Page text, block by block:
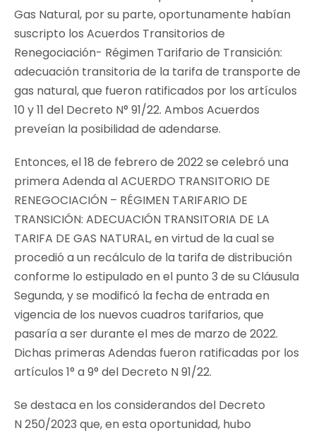
Gas Natural, por su parte, oportunamente habían
suscripto los Acuerdos Transitorios de
Renegociación- Régimen Tarifario de Transición:
adecuación transitoria de la tarifa de transporte de
gas natural, que fueron ratificados por los artículos
10 y 11 del Decreto N° 91/22. Ambos Acuerdos
preveían la posibilidad de adendarse.
Entonces, el 18 de febrero de 2022 se celebró una
primera Adenda al ACUERDO TRANSITORIO DE
RENEGOCIACIÓN – RÉGIMEN TARIFARIO DE
TRANSICIÓN: ADECUACIÓN TRANSITORIA DE LA
TARIFA DE GAS NATURAL, en virtud de la cual se
procedió a un recálculo de la tarifa de distribución
conforme lo estipulado en el punto 3 de su Cláusula
Segunda, y se modificó la fecha de entrada en
vigencia de los nuevos cuadros tarifarios, que
pasaría a ser durante el mes de marzo de 2022.
Dichas primeras Adendas fueron ratificadas por los
artículos 1° a 9° del Decreto N 91/22.
Se destaca en los considerandos del Decreto
N 250/2023 que, en esta oportunidad, hubo